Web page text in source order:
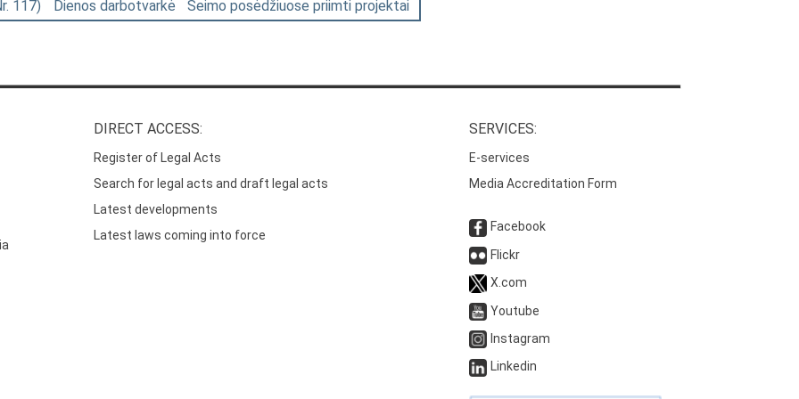
117) Dienos darbotvarkė Seimo posėdžiuose priimti projektai
DIRECT ACCESS:
Register of Legal Acts
Search for legal acts and draft legal acts
Latest developments
Latest laws coming into force
SERVICES:
E-services
Media Accreditation Form
Facebook
Flickr
X.com
Youtube
Instagram
Linkedin